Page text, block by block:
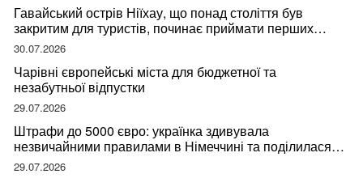
Гавайський острів Ніїхау, що понад століття був
закритим для туристів, починає приймати перших
відвідувачів
30.07.2026
Чарівні європейські міста для бюджетної та
незабутньої відпустки
29.07.2026
Штрафи до 5000 євро: українка здивувала
незвичайними правилами в Німеччині та поділилася
правдою
29.07.2026